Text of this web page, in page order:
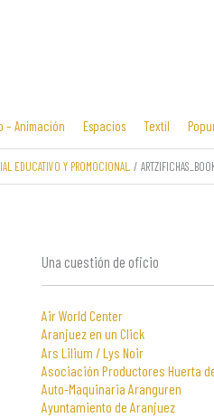
– Animación Espacios Textil
EDUCATIVO Y PROMOCIONAL.
Una cuestión de oficio
Air World Center
Aranjuez en un Click
Ars Lilium / Lys Noir
Asociación Productores Huerta
Auto-Maquinaria Aranguren
Ayuntamiento de Aranjuez